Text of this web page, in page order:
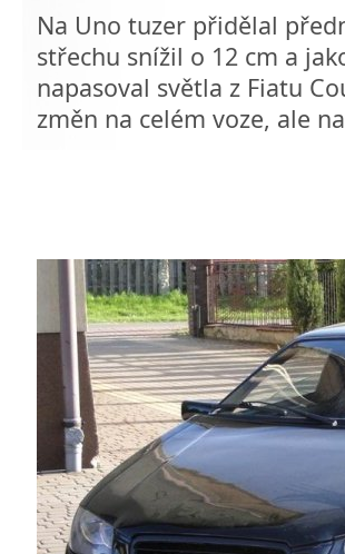
Na Uno tuzer přidělal
střechu snížil o 12 cm a
napasoval světla z Fiatu
změn na celém voze, ale